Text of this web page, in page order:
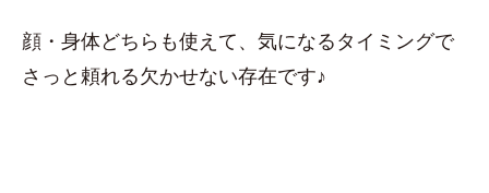
顔・身体どちらも使えて、気になるタイミングで
さっと頼れる欠かせない存在です♪